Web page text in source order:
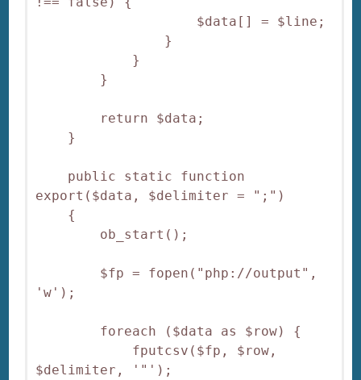
$data[] = $line;
}
}
}
return $data;
}
public static function
export($data, $delimiter = ";")
{
ob_start();
$fp = fopen("php://output",
'w');
foreach ($data as $row) {
fputcsv($fp, $row,
$delimiter, '"');